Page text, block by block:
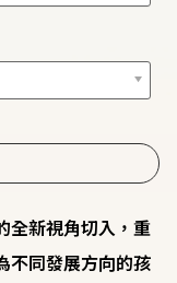
全新視角切入，重
不同發展方向的孩